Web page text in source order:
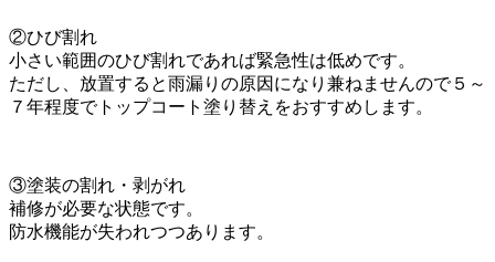
②ひび割れ
小さい範囲のひび割れであれば緊急性は低めです。
ただし、放置すると雨漏りの原因になり兼ねませんので５～
７年程度でトップコート塗り替えをおすすめします。
③塗装の割れ・剥がれ
補修が必要な状態です。
防水機能が失われつつあります。